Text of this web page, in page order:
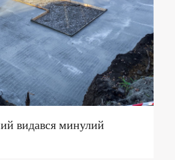
видався минулий